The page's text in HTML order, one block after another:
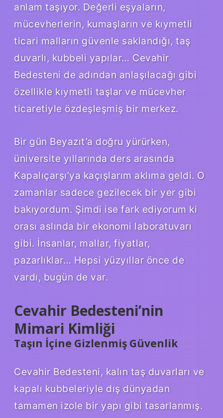
anlam taşıyor. Değerli eşyaların,
mücevherlerin, kumaşların ve kıymetli
ticari malların güvenle saklandığı, taş
duvarlı, kubbeli yapılar… Cevahir
Bedesteni de adından anlaşılacağı gibi
özellikle kıymetli taşlar ve mücevher
ticaretiyle özdeşleşmiş bir merkez.
Bir gün Beyazıt’a doğru yürürken,
üniversite yıllarında ders arasında
Kapalıçarşı’ya kaçışlarım aklıma geldi. O
zamanlar sadece gezilecek bir yer gibi
bakıyordum. Şimdi ise fark ediyorum ki
orası aslında bir ekonomi laboratuvarı
gibi. İnsanlar, mallar, fiyatlar,
pazarlıklar… Hepsi yüzyıllar önce de
vardı, bugün de var.
Cevahir Bedesteni’nin
Mimari Kimliği
Taşın İçine Gizlenmiş Güvenlik
Cevahir Bedesteni, kalın taş duvarları ve
kapalı kubbeleriyle dış dünyadan
tamamen izole bir yapı gibi tasarlanmış.